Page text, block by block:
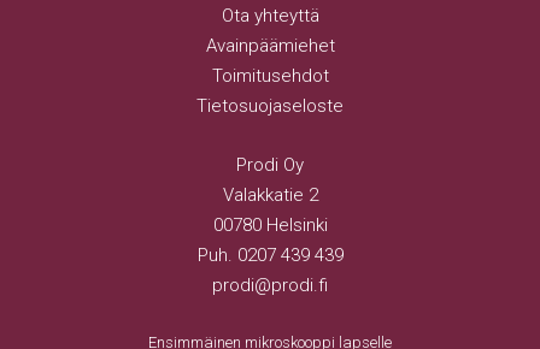
Ota yhteyttä
Avainpäämiehet
Toimitusehdot
Tietosuojaseloste
Prodi Oy
Valakkatie 2
00780 Helsinki
Puh. 0207 439 439
prodi@prodi.fi
Ensimmäinen mikroskooppi lapselle